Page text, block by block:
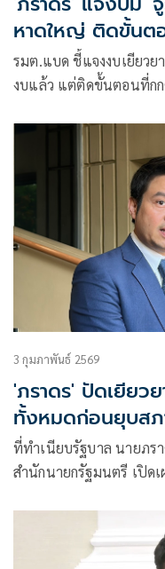
หาดใหญ่ ติดขั้นต
คะแนนนิยมทางกา
รมต.แบด ชี้แจงงบเยียว
งบแล้ว แต่ติดขั้นตอนที่กก
ไม่ใช่คะแนนนิยม
3 กุมภาพันธ์ 2569
'ภราดร' ปัดเยียว
ทั้งหมดก่อนยุบสภ
ขอกกต.แล้วแต่ถู
ที่ทำเนียบรัฐบาล นายภร
สำนักนายกรัฐมนตรี เปิด